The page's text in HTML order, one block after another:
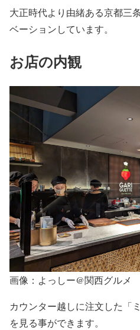
大正時代より由緒ある京都三
ベーションしています。
お店の内観
画像：よっしー@関西グルメ
カウンター越しに注文した「
を見る事ができます。